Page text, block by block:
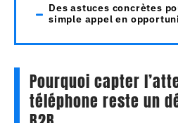
Des astuces concrètes
simple appel en
Pourquoi capter
téléphone reste un